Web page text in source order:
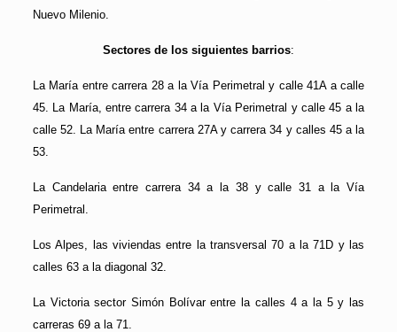
Nuevo Milenio.
Sectores de los siguientes barrios:
La María entre carrera 28 a la Vía Perimetral y calle 41A a calle
45. La María, entre carrera 34 a la Vía Perimetral y calle 45 a la
calle 52. La María entre carrera 27A y carrera 34 y calles 45 a la
53.
La Candelaria entre carrera 34 a la 38 y calle 31 a la Vía
Perimetral.
Los Alpes, las viviendas entre la transversal 70 a la 71D y las
calles 63 a la diagonal 32.
La Victoria sector Simón Bolívar entre la calles 4 a la 5 y las
carreras 69 a la 71.